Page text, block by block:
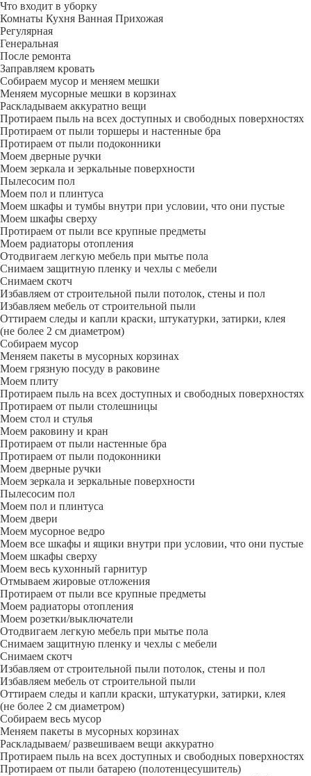
Что входит в уборку
Регу­лярная
Гене­ральная
После ремонта
Заправляем кровать
Собираем мусор и меняем мешки
Меняем мусорные мешки в корзинах
Раскладываем аккуратно вещи
Протираем пыль на всех доступных и свободных поверхностях
Протираем от пыли торшеры и настенные бра
Протираем от пыли подоконники
Моем дверные ручки
Моем зеркала и зеркальные поверхности
Пылесосим пол
Моем пол и плинтуса
Моем шкафы и тумбы внутри при условии, что они пустые
Моем шкафы сверху
Протираем от пыли все крупные предметы
Моем радиаторы отопления
Отодвигаем легкую мебель при мытье пола
Снимаем защитную пленку и чехлы с мебели
Снимаем скотч
Избавляем от строительной пыли потолок, стены и пол
Избавляем мебель от строительной пыли
Оттираем следы и капли краски, штукатурки, затирки, клея
(не более 2 см диаметром)
Собираем мусор
Меняем пакеты в мусорных корзинах
Моем грязную посуду в раковине
Моем плиту
Протираем пыль на всех доступных и свободных поверхностях
Протираем от пыли столешницы
Моем стол и стулья
Моем раковину и кран
Протираем от пыли настенные бра
Протираем от пыли подоконники
Моем дверные ручки
Моем зеркала и зеркальные поверхности
Пылесосим пол
Моем пол и плинтуса
Моем двери
Моем мусорное ведро
Моем все шкафы и ящики внутри при условии, что они пустые
Моем шкафы сверху
Моем весь кухонный гарнитур
Отмываем жировые отложения
Протираем от пыли все крупные предметы
Моем радиаторы отопления
Моем розетки/выключатели
Отодвигаем легкую мебель при мытье пола
Снимаем защитную пленку и чехлы с мебели
Снимаем скотч
Избавляем от строительной пыли потолок, стены и пол
Избавляем мебель от строительной пыли
Оттираем следы и капли краски, штукатурки, затирки, клея
(не более 2 см диаметром)
Собираем весь мусор
Меняем пакеты в мусорных корзинах
Раскладываем/ развешиваем вещи аккуратно
Протираем пыль на всех доступных и свободных поверхностях
Протираем от пыли батарею (полотенцесушитель)